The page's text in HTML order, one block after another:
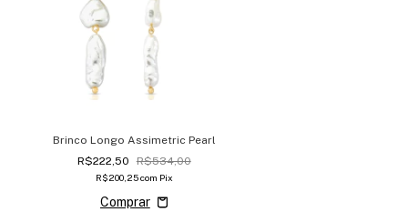
Brinco Longo Assimetric Pearl
R$222,50
R$534,00
R$200,25com Pix